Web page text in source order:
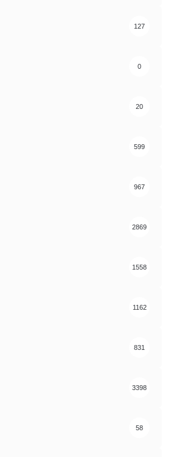
127
0
20
599
967
2869
1558
1162
831
3398
58